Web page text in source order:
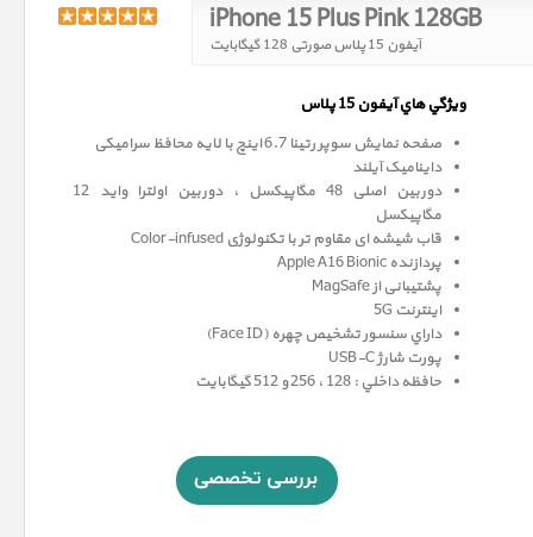
iPhone 15 Plus Pink 128GB
آیفون 15 پلاس صورتی 128 گیگابایت
ويژگي هاي آيفون 15 پلاس
صفحه نمايش سوپر رتينا 6.7 اينچ با لایه محافظ سرامیکی
داینامیک آیلند
دوربین اصلی 48 مگاپیکسل ، دوربین اولترا واید 12
مگاپيکسل
قاب شیشه ای مقاوم تر با تکنولوژی Color-infused
پردازنده Apple A16 Bionic
پشتیبانی از MagSafe
اینترنت 5G
داراي سنسور تشخيص چهره (Face ID)
پورت شارژ USB-C
حافظه داخلي : 128 ، 256 و 512 گيگابايت